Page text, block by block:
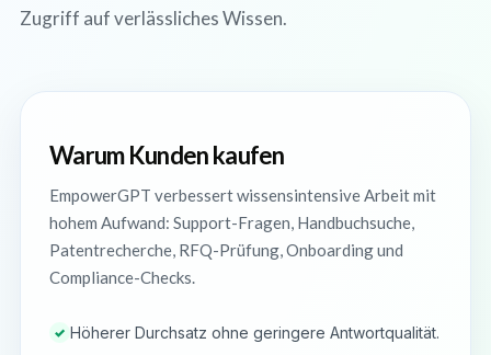
Zugriff auf verlässliches Wissen.
Warum Kunden kaufen
EmpowerGPT verbessert wissensintensive Arbeit mit
hohem Aufwand: Support-Fragen, Handbuchsuche,
Patentrecherche, RFQ-Prüfung, Onboarding und
Compliance-Checks.
✓ Höherer Durchsatz ohne geringere Antwortqualität.